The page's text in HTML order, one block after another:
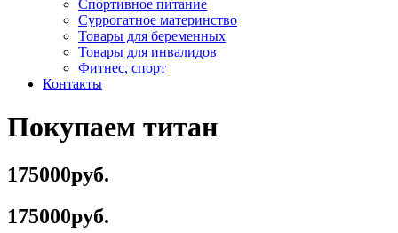
Спортивное питание
Суррогатное материнство
Товары для беременных
Товары для инвалидов
Фитнес, спорт
Контакты
Покупаем титан
175000руб.
175000руб.